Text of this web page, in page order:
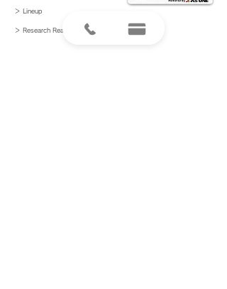
＞ Lineup
＞ Research Reagents